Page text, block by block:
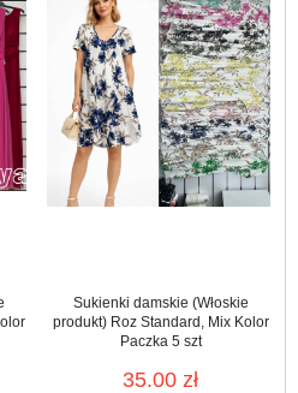
Sukienki damskie (Włoskie
produkt) Roz Standard, Mix Kolor
Paczka 5 szt
35.00 zł